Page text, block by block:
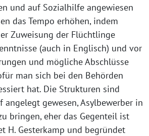
und auf Sozialhilfe angewiesen
das Tempo erhöhen, indem
Zuweisung der Flüchtlinge
(auch in Englisch) und vor
und mögliche Abschlüsse
man sich bei den Behörden
hat. Die Strukturen sind
angelegt gewesen, Asylbewerber in
bringen, eher das Gegenteil ist
H. Gesterkamp und begründet